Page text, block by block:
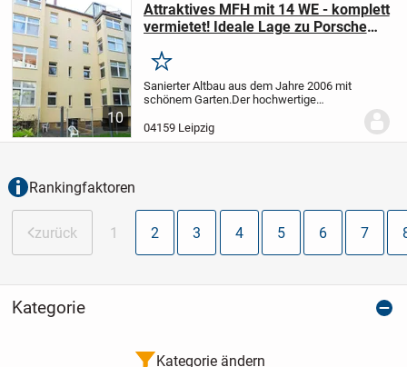
10
Attraktives MFH mit 14 WE - komplett
vermietet! Ideale Lage zu Porsche
Merken
Sanierter Altbau aus dem Jahre 2006 mit
schönem Garten.Der hochwertige
die Trockenlegung des Kellers erfrolgte
im Jahr 2015.Es handelt sich um eine
04159 Leipzig
Rankingfaktoren
zurück 1 2 3 4 5 6 7
Kategorie
Kategorie ändern